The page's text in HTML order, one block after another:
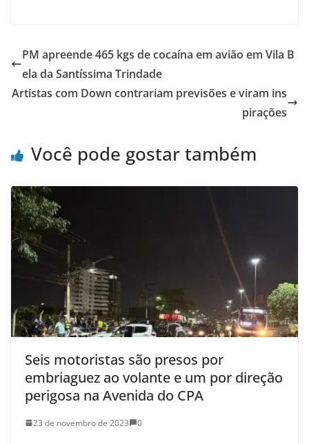
PM apreende 465 kgs de cocaína em avião em Vila B
ela da Santíssima Trindade
Artistas com Down contrariam previsões e viram ins
pirações
Você pode gostar também
Seis motoristas são presos por
embriaguez ao volante e um por direção
perigosa na Avenida do CPA
23 de novembro de 2023 0